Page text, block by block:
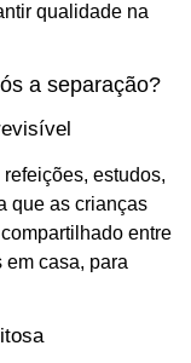
qualidade na
a separação?
estudos,
que as crianças
entre
casa, para